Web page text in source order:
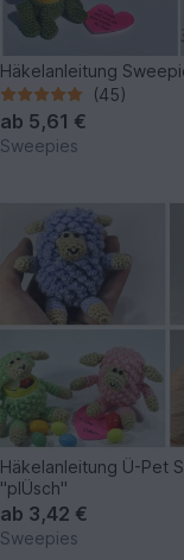
Häkelanleitung
(45)
ab 5,61 €
Sweepies
Häkelanleitung Ü-Pet
"plÜsch"
ab 3,42 €
Sweepies